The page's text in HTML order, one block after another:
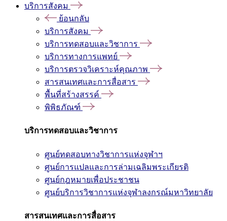
บริการสังคม
ย้อนกลับ
บริการสังคม
บริการทดสอบและวิชาการ
บริการทางการแพทย์
บริการตรวจวิเคราะห์คุณภาพ
สารสนเทศและการสื่อสาร
พื้นที่สร้างสรรค์
พิพิธภัณฑ์
บริการทดสอบและวิชาการ
ศูนย์ทดสอบทางวิชาการแห่งจุฬาฯ
ศูนย์การแปลและการล่ามเฉลิมพระเกียรติ
ศูนย์กฎหมายเพื่อประชาชน
ศูนย์บริการวิชาการแห่งจุฬาลงกรณ์มหาวิทยาลัย
สารสนเทศและการสื่อสาร